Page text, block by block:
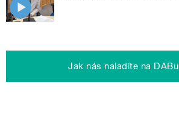
Jak nás naladíte na DABu